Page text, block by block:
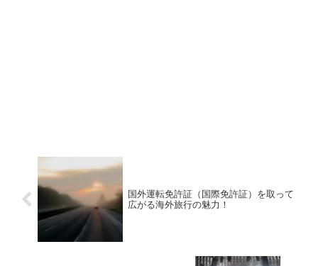
国外運転免許証（国際免許証）を取って
広がる海外旅行の魅力！